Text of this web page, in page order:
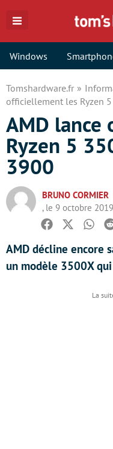
Windows
Tomshardware.fr
officiellement les Ryzen
AMD lance
Ryzen 5
3900
BRUNO CORMIER
, le 9 octobre 2019
Facebook
Twitter
AMD décline encore
un modèle 3500X